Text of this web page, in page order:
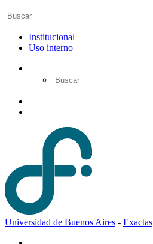
Institucional
Uso interno
Universidad de Buenos Aires - Exactas